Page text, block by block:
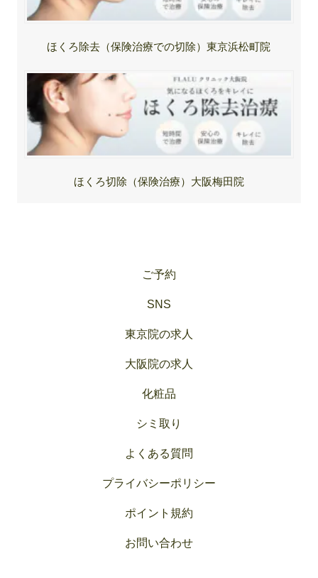
ほくろ除去（保険治療での切除）東京浜松町院
ほくろ切除（保険治療）大阪梅田院
ご予約
SNS
東京院の求人
大阪院の求人
化粧品
シミ取り
よくある質問
プライバシーポリシー
ポイント規約
お問い合わせ